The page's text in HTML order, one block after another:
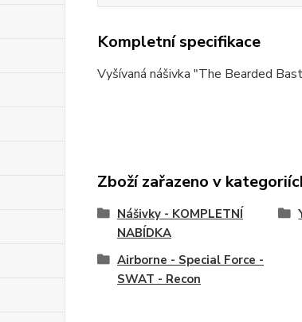
Kompletní specifikace
Vyšívaná nášivka "The Bearded
Zboží zařazeno v
Nášivky - KOMPLETNÍ
NABÍDKA
Airborne - Special Force -
SWAT - Recon